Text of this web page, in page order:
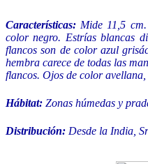
Características: Mide 11,5
color negro. Estrías blancas
flancos son de color azul
hembra carece de todas las
flancos. Ojos de color
Hábitat: Zonas húmedas y
Distribución: Desde la India,